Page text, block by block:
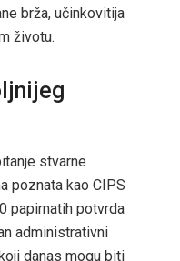
brža, učinkovitija
životu.
stvarne
poznata kao CIPS
papirnatih potvrda
administrativni
danas mogu biti